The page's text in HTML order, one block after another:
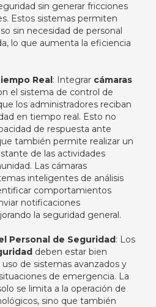
sin generar fricciones
Estos sistemas permiten
sin necesidad de personal
lo que aumenta la eficiencia
Real: Integrar cámaras
el sistema de control de
los administradores reciban
en tiempo real. Esto no
de respuesta ante
también permite realizar un
de las actividades
Las cámaras
inteligentes de análisis
comportamientos
notificaciones
la seguridad general.
Personal de Seguridad: Los
deben estar bien
de sistemas avanzados y
de emergencia. La
se limita a la operación de
sino que también